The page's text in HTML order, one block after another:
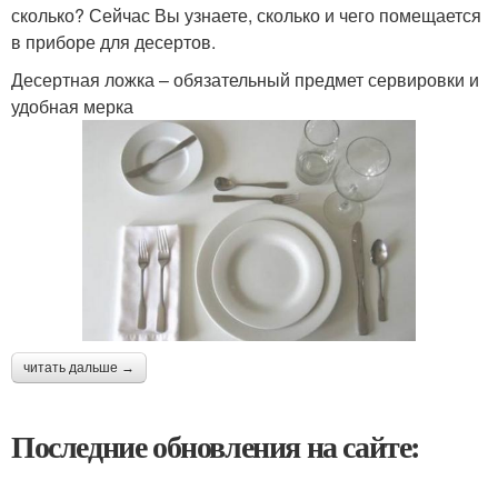
сколько? Сейчас Вы узнаете, сколько и чего помещается
в приборе для десертов.
Десертная ложка – обязательный предмет сервировки и
удобная мерка
читать дальше →
Последние обновления на сайте: